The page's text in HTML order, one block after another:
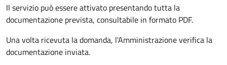
Il servizio può essere attivato presentando tutta la
documentazione prevista, consultabile in formato PDF.
Una volta ricevuta la domanda, l'Amministrazione verifica la
documentazione inviata.